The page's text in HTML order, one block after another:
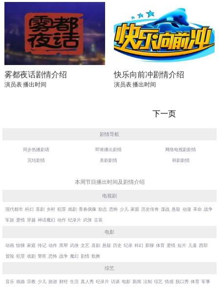
雾都夜话剧情介绍
演员表播出时间
快乐向前冲剧情介绍
演员表播出时间
下一页
剧情导航
同步热播剧请 即将播出剧情 网络电视剧剧情
完结剧情 美剧剧情 韩剧剧情
本周节目播出时间及剧情介绍
电视剧
现代都市 科幻 喜剧 乡村 犯罪 戏剧 青春偶像 励志 恐怖 少儿 家庭 历史传奇 谍战 悬疑 动漫 革命 战争
军旅 爱情 穿越 神话魔幻 动作 纪录片 武侠 古装
电影
动画 惊悚 家庭 传记 动作 黑帮 武侠 文艺 喜剧 悬疑 历史 纪录 科幻 新聊 体育 爱情 短片 儿童 西部
冒险 犯罪 戏剧 警匪 恐怖 战争 魔幻 剧情 歌舞
综艺
音乐 戏曲 宗教 少儿 旅游 财经 生活 真人秀 纪录片 访谈 电影 新闻 法制 综艺 情感 脱口秀 体育 军事